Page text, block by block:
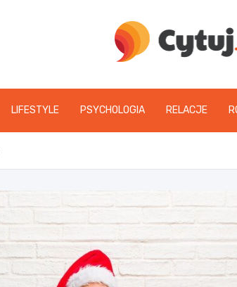
LIFESTYLE PSYCHOLOGIA RELACJE